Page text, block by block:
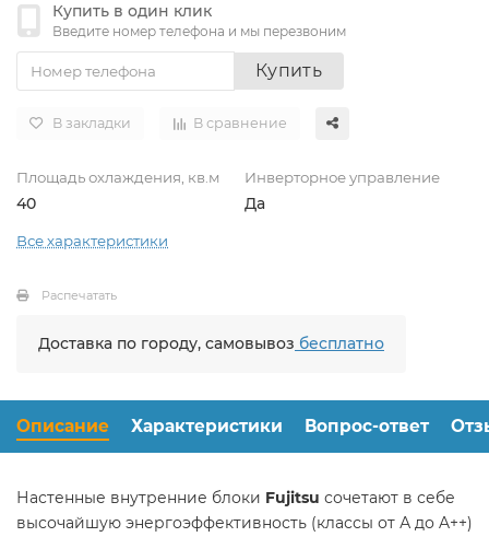
Купить в один клик
Введите номер телефона и мы перезвоним
Купить
В закладки В сравнение
Площадь охлаждения, кв.м
40
Инверторное управление
Да
Все характеристики
Распечатать
Доставка по городу, самовывоз бесплатно
Описание Характеристики Вопрос-ответ
Настенные внутренние блоки Fujitsu сочетают в себе
высочайшую энергоэффективность (классы от А до A++)